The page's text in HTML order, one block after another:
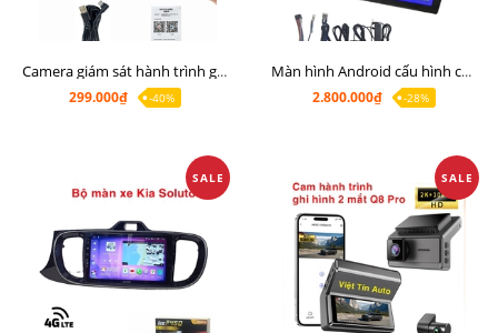
Camera giám sát hành trình giá rẻ, cam hành trình cho màn Android, cam hành trình kết nối điện thoại
299.000₫
-40%
Màn hình Android cấu hình cao Ram 6G Rom 128G chip 8 nhân 8581
2.800.000₫
-28%
SALE SALE